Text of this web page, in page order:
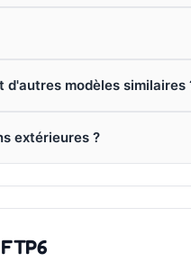
modèles similaires
extérieures ?